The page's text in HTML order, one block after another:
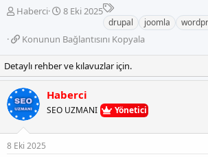
K
n
y
b
a
ş
l
a
Haberci
B
ş
n
ı
ç
a
8 Eki 2025
E
t
i
k
e
t
l
r
drupal joomla
K
n
u
n
u
n
ğ
Konunun Bağlantısını Kopyala
Detaylı rehber ve kılavuzlar için.
Haberci
SEO UZMANI Yönetici
8 Eki 2025